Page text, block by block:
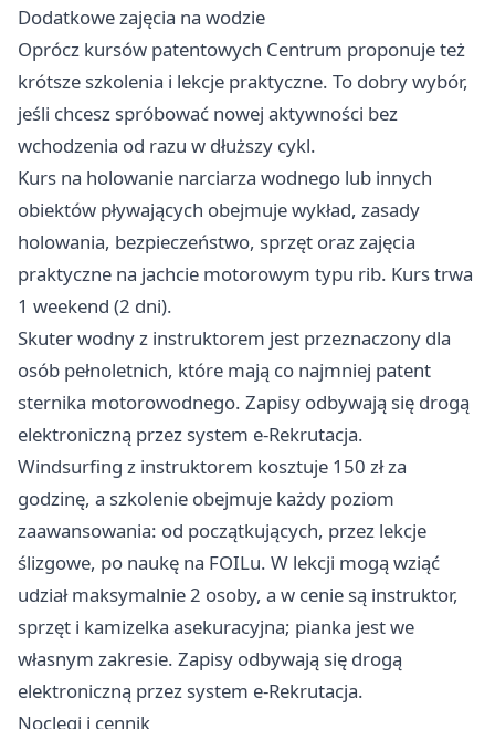
Dodatkowe zajęcia na wodzie
Oprócz kursów patentowych Centrum proponuje też
krótsze szkolenia i lekcje praktyczne. To dobry wybór,
jeśli chcesz spróbować nowej aktywności bez
wchodzenia od razu w dłuższy cykl.
Kurs na holowanie narciarza wodnego lub innych
obiektów pływających obejmuje wykład, zasady
holowania, bezpieczeństwo, sprzęt oraz zajęcia
praktyczne na jachcie motorowym typu rib. Kurs trwa
1 weekend (2 dni).
Skuter wodny z instruktorem jest przeznaczony dla
osób pełnoletnich, które mają co najmniej patent
sternika motorowodnego. Zapisy odbywają się drogą
elektroniczną przez system e-Rekrutacja.
Windsurfing z instruktorem kosztuje 150 zł za
godzinę, a szkolenie obejmuje każdy poziom
zaawansowania: od początkujących, przez lekcje
ślizgowe, po naukę na FOILu. W lekcji mogą wziąć
udział maksymalnie 2 osoby, a w cenie są instruktor,
sprzęt i kamizelka asekuracyjna; pianka jest we
własnym zakresie. Zapisy odbywają się drogą
elektroniczną przez system e-Rekrutacja.
Noclegi i cennik